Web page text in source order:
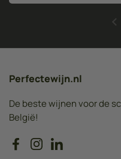
Perfectewijn.nl
De beste wijnen voor de
België!
Facebook
InstagramLinkedIn